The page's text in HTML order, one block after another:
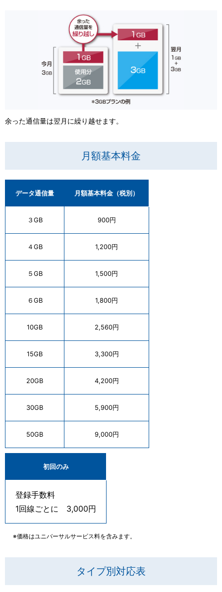
余った通信量は翌月に繰り越せます。
月額基本料金
データ通信量 月額基本料金（税別）
３GB 900円
４GB 1,200円
５GB 1,500円
６GB 1,800円
10GB 2,560円
15GB 3,300円
20GB 4,200円
30GB 5,900円
50GB 9,000円
初回のみ
登録手数料
1回線ごとに 3,000円
※価格はユニバーサルサービス料を含みます。
タイプ別対応表